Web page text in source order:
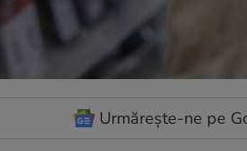
Urmărește-ne pe